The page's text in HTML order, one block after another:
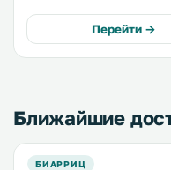
Базилика-де-Нуэстра-
дель-Пилар,
неподалеку. .
Перейти →
Ближайшие
БИАРРИЦ